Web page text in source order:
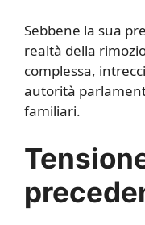
Sebbene la sua
realtà della
complessa,
autorità
familiari.